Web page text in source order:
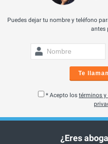
Puedes dejar tu nombre y teléfono
antes
Te
* Acepto los términos y
¿Eres